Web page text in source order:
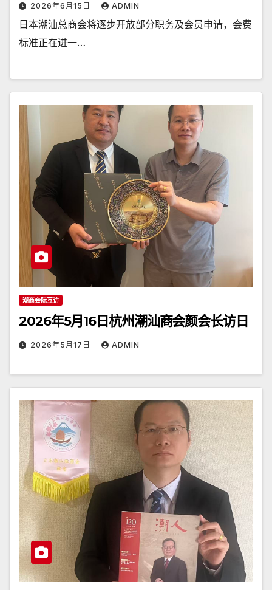
2026年6月15日 ADMIN
日本潮汕总商会将逐步开放部分职务及会员申请，会费
标准正在进一…
潮商会际互访
2026年5月16日杭州潮汕商会颜会长访日
2026年5月17日 ADMIN